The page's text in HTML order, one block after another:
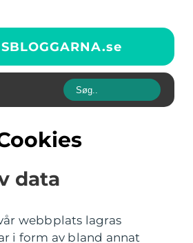
se
Cookies
data
webbplats lagras
i form av bland annat